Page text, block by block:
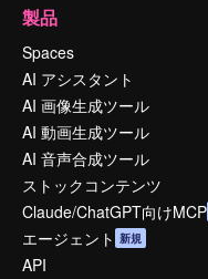
製品
Spaces
AI アシスタント
AI 画像生成ツール
AI 動画生成ツール
AI 音声合成ツール
ストックコンテンツ
Claude/ChatGPT向けMCP
エージェント 新規
API